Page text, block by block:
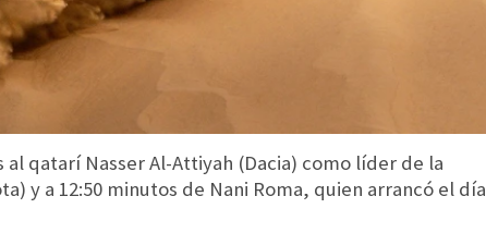
qatarí Nasser Al-Attiyah (Dacia) como líder de la
y a 12:50 minutos de Nani Roma, quien arrancó el día